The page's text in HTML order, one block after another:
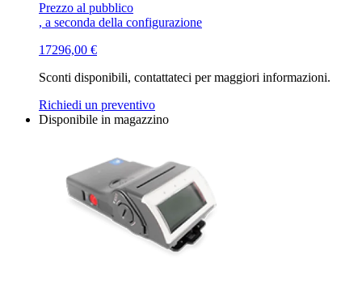
Prezzo al pubblico
, a seconda della configurazione
17296,00 €
Sconti disponibili, contattateci per maggiori informazioni.
Richiedi un preventivo
Disponibile in magazzino